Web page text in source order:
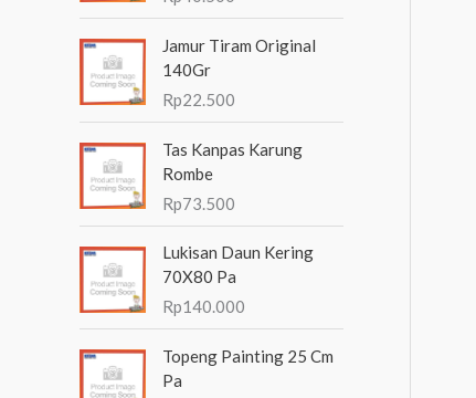
n
t
k
Jamur Tiram Original
140Gr
Rp22.500
Tas Kanpas Karung
Rombe
Rp73.500
Lukisan Daun Kering
70X80 Pa
Rp140.000
Topeng Painting 25 Cm
Pa